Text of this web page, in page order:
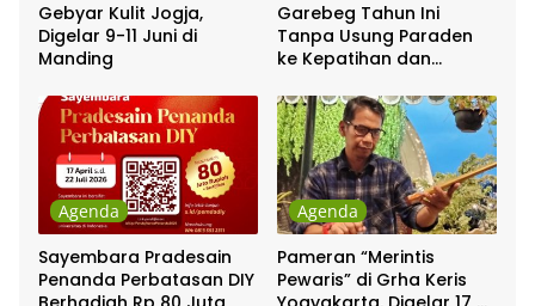
Gebyar Kulit Jogja,
Digelar 9-11 Juni di
Manding
Garebeg Tahun Ini
Tanpa Usung Paraden
ke Kepatihan dan
Agenda
Sayembara Pradesain
Penanda Perbatasan DIY
Agenda
Pameran “Merintis
Pewaris” di Grha Keris